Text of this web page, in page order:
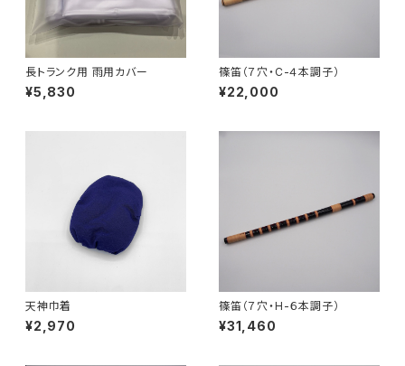
長トランク用 雨用カバー
¥5,830
篠笛（７穴・C-４本調子）
¥22,000
天神巾着
¥2,970
篠笛（７穴・H-６本調子）
¥31,460